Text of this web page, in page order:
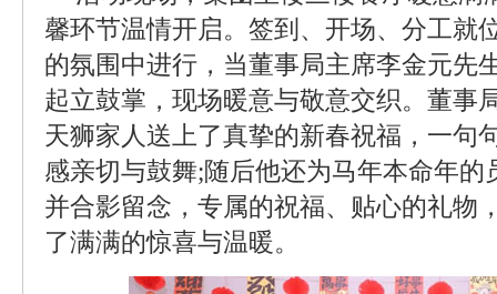
馨环节温情开启。签到、开场、分工就
的氛围中进行，当董事局主席李金元先
起立鼓掌，现场暖意与敬意交织。董事
天狮家人送上了真挚的新春祝福，一句
感亲切与鼓舞;随后他还为马年本命年的
并合影留念，专属的祝福、贴心的礼物
了满满的惊喜与温暖。